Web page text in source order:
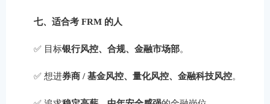
七、适合考 FRM 的人
✅ 目标银行风控、合规、金融市场部。
✅ 想进券商 / 基金风控、量化风控、金融科技风控。